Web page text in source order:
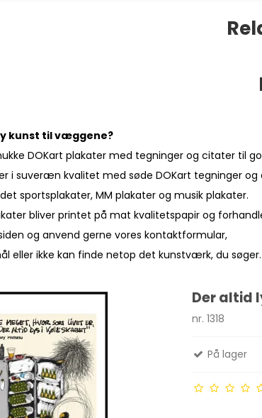
kunst til væggene?
DOKart plakater med tegninger og citater til
i suveræn kvalitet med søde DOKart tegninger
sportsplakater, MM plakater og musik plakater.
bliver printet på mat kvalitetspapir og
og anvend gerne voreskontaktformular,
eller ikke kan finde netop det kunstværk, du søger.
Der altid
nr. 1318
På lager